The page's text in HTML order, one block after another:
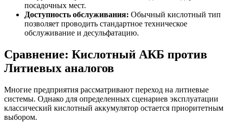
посадочных мест.
Доступность обслуживания: Обычный кислотный тип
позволяет проводить стандартное техническое
обслуживание и десульфатацию.
Сравнение: Кислотный АКБ против
Литиевых аналогов
Многие предприятия рассматривают переход на литиевые
системы. Однако для определенных сценариев эксплуатации
классический кислотный аккумулятор остается приоритетным
выбором.